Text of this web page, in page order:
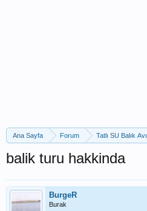
Ana Sayfa Forum Tatlı SU Balık Avı
balik turu hakkinda
BurgeR
Burak